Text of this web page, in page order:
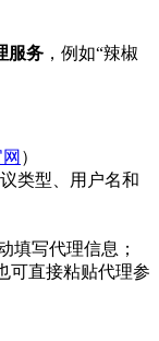
服务 ，例如“辣椒
）
类型、用户名和
填写代理信息；
可直接粘贴代理参